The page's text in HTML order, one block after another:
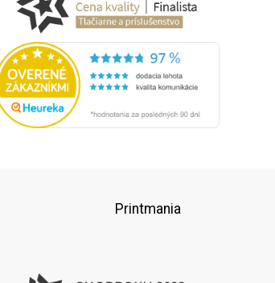
Printmania